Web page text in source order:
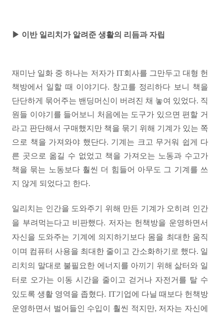
▶ 이반 일리치가 알려준 생활의 리듬과 자립
재미난 일화 중 하나는 저자가 IT회사를 그만두고 대형 헌
책방에서 일할 때 이야기다. 창고를 정리하다 보니 책을
단단하게 묶어주는 밴딩머신이 버려진 채 놓여 있었다. 직
원들 이야기를 들어보니 처음에는 도구가 있으면 편할 거
라고 판단해서 구매했지만 책을 묶기 위해 기계가 있는 쪽
으로 책을 가져와야 했단다. 기계는 크고 무거워 쉽게 다
른 곳으로 옮길 수 없었고 책을 가져오는 노동과 수고가
책을 묶는 노동보다 훨씬 더 힘들어 아무도 그 기계를 쓰
지 않게 되었다고 한다.
일리치는 인간을 도와주기 위해 만든 기계가 오히려 인간
을 부려먹는다고 비판했다. 저자는 헌책방을 운영하면서
자신을 도와주는 기계에 의지하기보다 몸을 최대한 움직
이며 컴퓨터 사용을 최대한 줄이고 간소화하기로 했다. 일
리치의 말대로 불필요한 에너지를 아끼기 위해 삶터와 일
터로 오가는 이동 시간을 줄이고 걷거나 자전거를 탈 수
있도록 생활 영역을 좁혔다. IT기업에 다닐 때보다 헌책방
운영하면서 벌어들인 수입이 훨씬 적지만, 저자는 자신에